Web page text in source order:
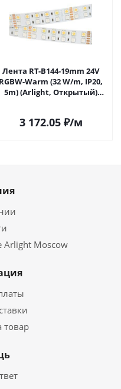
Лента RT-B144-19mm 24V
RGBW-Warm (32 W/m, IP20,
5m) (Arlight, Открытый)
3 172.05₽/м
Arlight Moscow
товар